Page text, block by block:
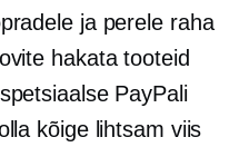
ja perele raha
hakata tooteid
PayPali
kõige lihtsam viis